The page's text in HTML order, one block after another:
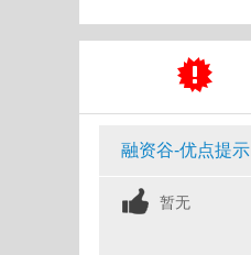
融资谷-优点提示
暂无